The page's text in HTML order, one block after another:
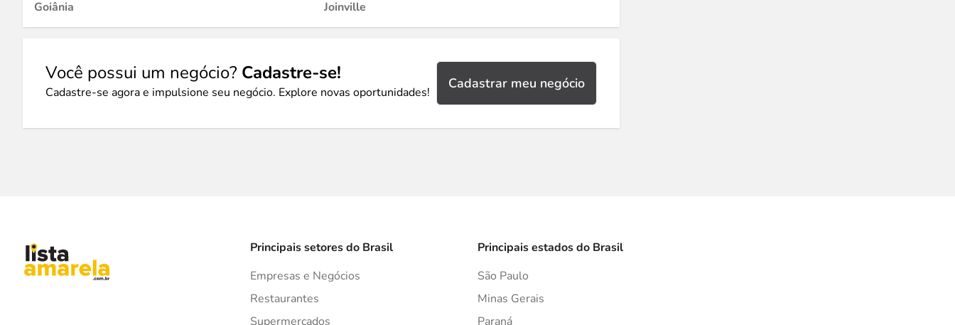
Goiânia
Joinville
Você possui um negócio? Cadastre-se!
Cadastre-se agora e impulsione seu negócio. Explore novas oportunidades!
Cadastrar meu negócio
Principais setores do Brasil
Empresas e Negócios
Restaurantes
Supermercados
Principais estados do Brasil
São Paulo
Minas Gerais
Paraná